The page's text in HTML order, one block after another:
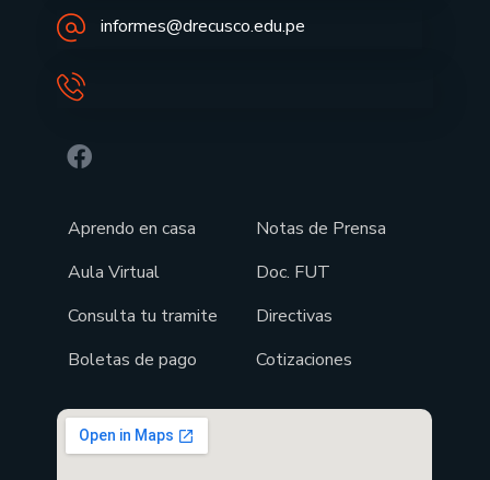
informes@drecusco.edu.pe
Aprendo en casa
Aula Virtual
Consulta tu tramite
Boletas de pago
Notas de Prensa
Doc. FUT
Directivas
Cotizaciones